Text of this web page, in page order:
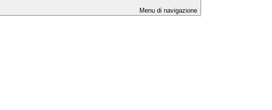
Menu di navigazione